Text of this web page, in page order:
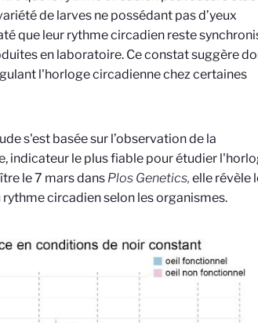
de larves ne possédant pas d’yeux
que leur rythme circadien reste
en laboratoire. Ce constat suggère
l'horloge circadienne chez certaines
s'est basée sur l’observation de la
indicateur le plus fiable pour étudier
le 7 mars dans Plos Genetics, elle révèle
circadien selon les organismes.